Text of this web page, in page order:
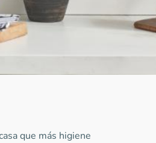
que más higiene